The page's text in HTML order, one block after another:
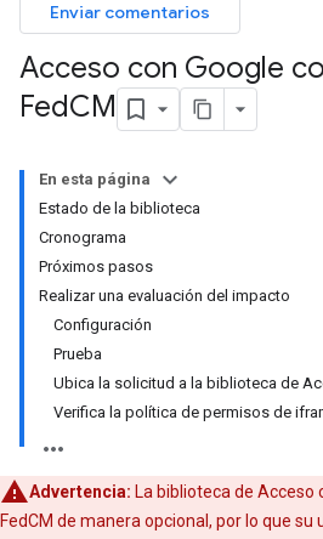
Enviar comentarios
Acceso con Google
FedCM
En esta página
Estado de la biblioteca
Cronograma
Próximos pasos
Realizar una evaluación del impacto
Configuración
Prueba
Ubica la solicitud a la biblioteca de
Verifica la política de permisos de
Advertencia: La biblioteca de Acceso
FedCM de manera opcional, por lo que su